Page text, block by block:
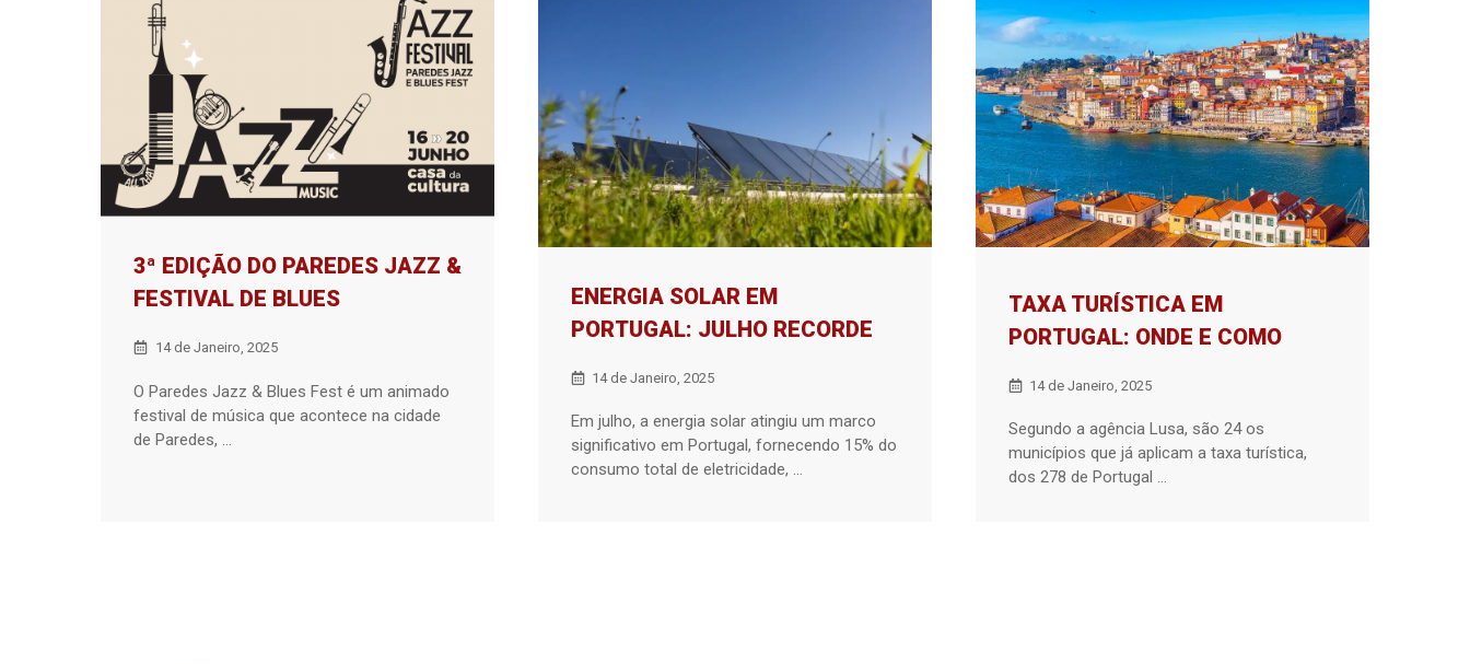
3ª EDIÇÃO DO PAREDES JAZZ &
FESTIVAL DE BLUES
14 de Janeiro, 2025
O Paredes Jazz & Blues Fest é um animado
festival de música que acontece na cidade
de Paredes, ...
ENERGIA SOLAR EM
PORTUGAL: JULHO RECORDE
14 de Janeiro, 2025
Em julho, a energia solar atingiu um marco
significativo em Portugal, fornecendo 15% do
consumo total de eletricidade, ...
TAXA TURÍSTICA EM
PORTUGAL: ONDE E COMO
14 de Janeiro, 2025
Segundo a agência Lusa, são 24 os
municípios que já aplicam a taxa turística,
dos 278 de Portugal ...